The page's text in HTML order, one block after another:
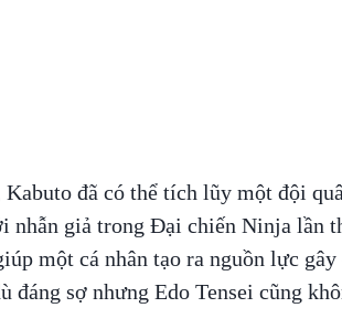
đã có thể tích lũy một đội
nhẫn giả trong Đại chiến Ninja lần
một cá nhân tạo ra nguồn lực gây
đáng sợ nhưng Edo Tensei cũng